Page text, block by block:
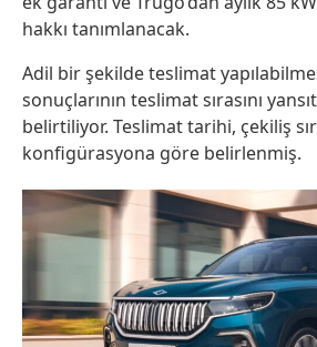
hakkı tanımlanacak.
Adil bir şekilde teslimat
sonuçlarının teslimat sırasını
belirtiliyor. Teslimat tarihi, çekiliş
konfigürasyona göre belirlenmiş.